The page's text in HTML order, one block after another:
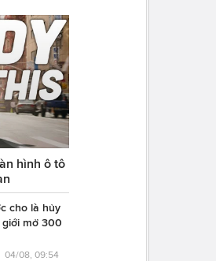
hình ô tô
cho là hủy
mở 300
04/08, 09:54